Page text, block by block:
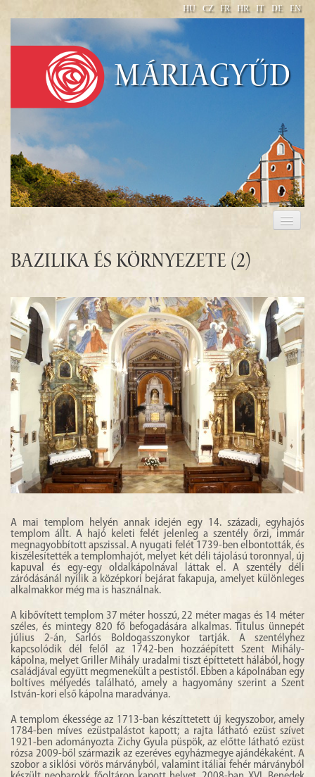
HU CZ FR HR IT DE EN
Máriagyűd
PILGRIMAGE 2017
Bazilika és környezete (2)
A mai templom helyén annak idején egy 14. századi, egyhajós
templom állt. A hajó keleti felét jelenleg a szentély őrzi, immár
megnagyobbított apszissal. A nyugati felét 1739-ben elbontották, és
kiszélesítették a templomhajót, melyet két déli tájolású toronnyal, új
kapuval és egy-egy oldalkápolnával láttak el. A szentély déli
záródásánál nyílik a középkori bejárat fakapuja, amelyet különleges
alkalmakkor még ma is használnak.
A kibővített templom 37 méter hosszú, 22 méter magas és 14 méter
széles, és mintegy 820 fő befogadására alkalmas. Titulus ünnepét
július 2-án, Sarlós Boldogasszonykor tartják. A szentélyhez
kapcsolódik dél felől az 1742-ben hozzáépített Szent Mihály-
kápolna, melyet Griller Mihály uradalmi tiszt építtetett hálából, hogy
családjával együtt megmenekült a pestistől. Ebben a kápolnában egy
boltíves mélyedés található, amely a hagyomány szerint a Szent
István-kori első kápolna maradványa.
A templom ékessége az 1713-ban készíttetett új kegyszobor, amely
1784-ben míves ezüstpalástot kapott; a rajta látható ezüst szívet
1921-ben adományozta Zichy Gyula püspök, az előtte látható ezüst
rózsa 2009-ből származik az ezeréves egyházmegye ajándékaként. A
szobor a siklósi vörös márványból, valamint itáliai fehér márványból